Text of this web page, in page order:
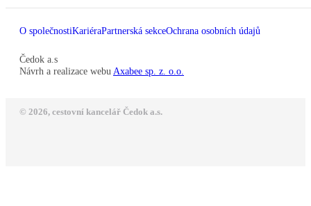
O společnostiKariéraPartnerská sekceOchrana osobních údajů
Čedok a.s
Návrh a realizace webu Axabee sp. z. o.o.
© 2026, cestovní kancelář Čedok a.s.